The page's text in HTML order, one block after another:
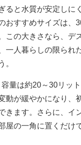
ると水質が安定しに
おすすめサイズは、
この大きさなら、デ
一人暮らしの限られ
。
量は約20～30リッ
動が緩やかになり、
きます。さらに、イ
屋の一角に置くだけ